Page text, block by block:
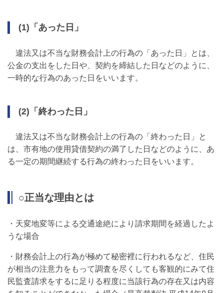
(1)「あった日」
違法又は不当な財務会計上の行為の「あった日」とは、
公金の支出をした日や、契約を締結した日などのように、
一時的な行為のあった日をいいます。
(2)「終わった日」
違法又は不当な財務会計上の行為の「終わった日」と
は、市有地の使用貸借契約の満了した日などのように、あ
る一定の期間継続する行為の終わった日をいいます。
○正当な理由とは
・天変地変等による交通途絶により請求期間を経過したよ
うな場合
・財務会計上の行為が極めて秘密裡に行われるなど、住民
が相当の注意力をもって調査を尽くしても客観的にみて住
民監査請求をするに足りる程度に当該行為の存在又は内容